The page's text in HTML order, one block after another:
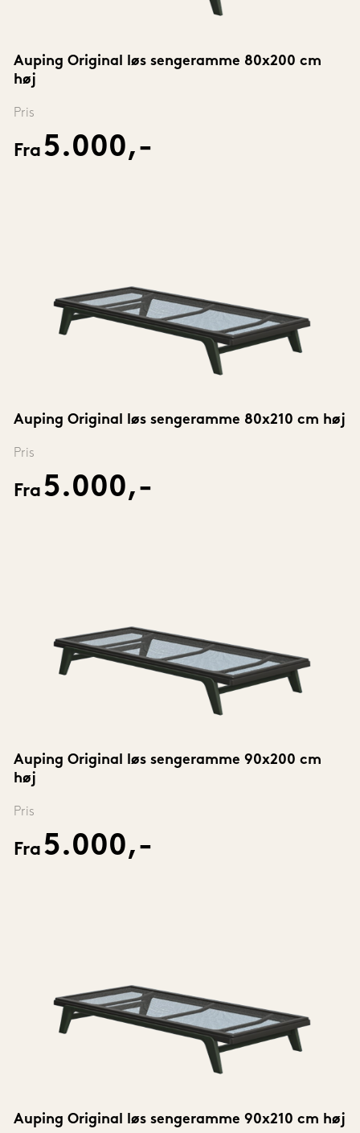
Auping Original løs sengeramme 80x200 cm
høj
Pris
Fra 5.000,-
Auping Original løs sengeramme 80x210 cm høj
Pris
Fra 5.000,-
Auping Original løs sengeramme 90x200 cm
høj
Pris
Fra 5.000,-
Auping Original løs sengeramme 90x210 cm høj